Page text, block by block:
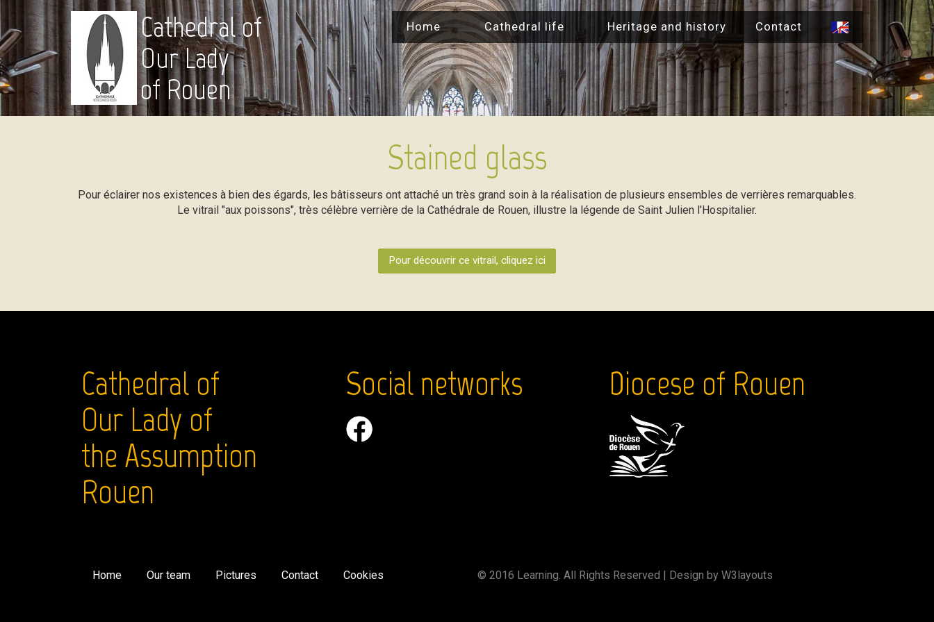
Cathedral of
Our Lady
of Rouen
Home Cathedral life Heritage and history Contact
Stained glass
Pour éclairer nos existences à bien des égards, les bâtisseurs ont attaché un très grand soin à la réalisation de plusieurs ensembles de verrières remarquables.
Le vitrail "aux poissons", très célèbre verrière de la Cathédrale de Rouen, illustre la légende de Saint Julien l'Hospitalier.
Pour découvrir ce vitrail, cliquez ici
Cathedral of
Our Lady of
the Assumption
Rouen
Social networks Diocese of Rouen
Home Our team Pictures Contact Cookies © 2016 Learning. All Rights Reserved | Design by W3layouts